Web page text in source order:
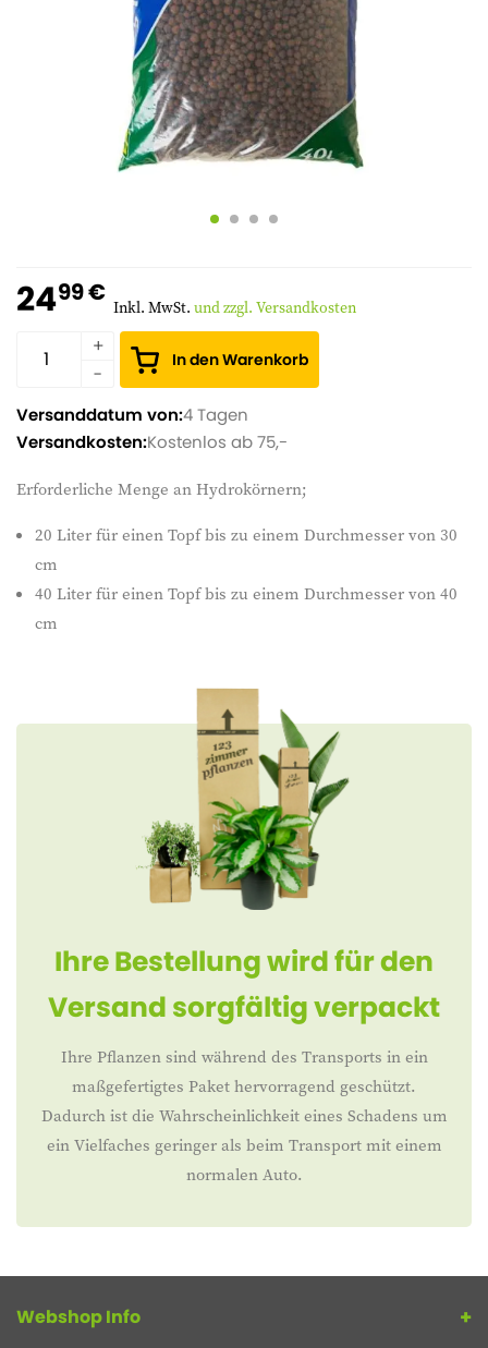
Erforderliche Menge an Hydrokörnern;
20 Liter für einen Topf bis zu einem Durchmesser von 30
cm
40 Liter für einen Topf bis zu einem Durchmesser von 40
cm
2499 € Inkl. MwSt. und zzgl. Versandkosten
In den Warenkorb
Versanddatum von:4 Tagen
Versandkosten:Kostenlos ab 75,-
Ihre Bestellung wird für den
Versand sorgfältig verpackt
Ihre Pflanzen sind während des Transports in ein
maßgefertigtes Paket hervorragend geschützt.
Dadurch ist die Wahrscheinlichkeit eines Schadens um
ein Vielfaches geringer als beim Transport mit einem
normalen Auto.
Webshop Info